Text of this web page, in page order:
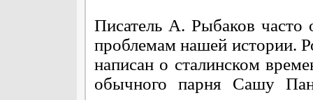
Писатель А. Рыбаков часто
проблемам нашей истории.
написан о сталинском
обычного парня Сашу